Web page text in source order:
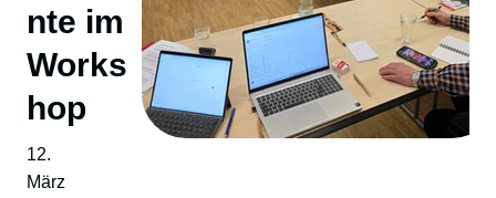
nte im
Works
hop
12.
März